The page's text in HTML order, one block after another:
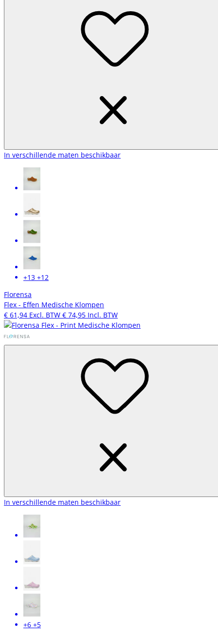
In verschillende maten beschikbaar
+13 +12
Florensa
Flex - Effen Medische Klompen
€ 61,94 Excl. BTW € 74,95 Incl. BTW
In verschillende maten beschikbaar
+6 +5